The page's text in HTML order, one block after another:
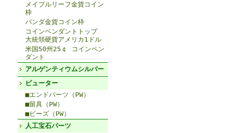
メイプルリーフ金貨コイン
枠
パンダ金貨コイン枠
コインペンダントトップ
大統領硬貨アメリカ1ドル
米国50州25￠ コインペン
ダント
アルゲンティウムシルバー
ピューター
■エンドパーツ（PW）
■留具（PW）
■ビーズ（PW）
人工宝石パーツ